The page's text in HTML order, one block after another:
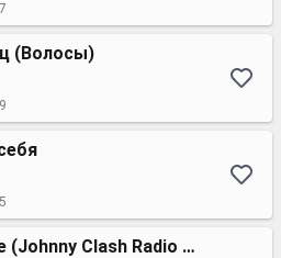
(Волосы)
Пиано форте (Johnny Clash Radio edit)